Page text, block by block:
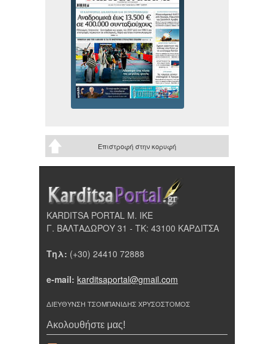
Επιστροφή στην κορυφή
KARDITSA PORTAL Μ. ΙΚΕ
Γ. ΒΑΛΤΑΔΩΡΟΥ 31 - ΤΚ: 43100 ΚΑΡΔΙΤΣΑ
Τηλ: (+30) 24410 72888
e-mail: karditsaportal@gmail.com
ΔΙΕΥΘΥΝΣΗ ΤΣΟΜΠΑΝΙΔΗΣ ΧΡΥΣΟΣΤΟΜΟΣ
Ακολουθήστε μας!